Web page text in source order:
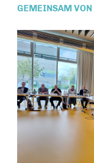
GEMEINSAM VON